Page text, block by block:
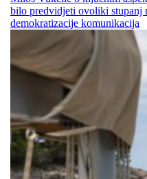
bilo predvidjeti ovoliki stupanj
demokratizacije komunikacija